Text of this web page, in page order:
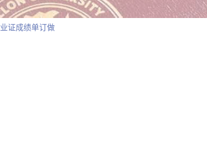
证成绩单订做